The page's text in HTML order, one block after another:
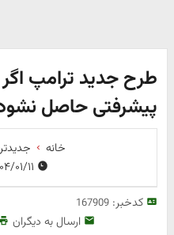
طرح جدید ترامپ اگر
پیشرفتی حاصل
خانه
کدخبر:167909
ارسال به دیگران